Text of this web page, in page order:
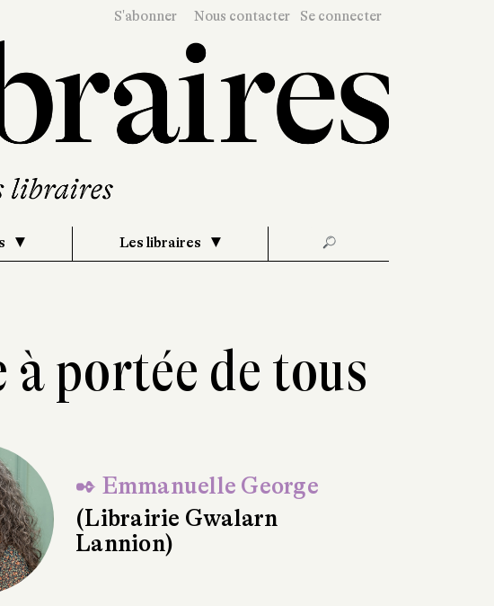
S'abonner Nous contacter Se connecter
Les libraires 🔎
portée de tous
✒ Emmanuelle George
(Librairie Gwalarn
Lannion)